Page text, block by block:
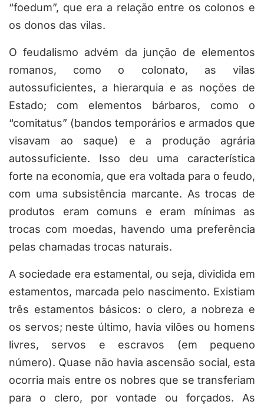
“foedum”, que era a relação entre os colonos e
os donos das vilas.
O feudalismo advém da junção de elementos
romanos, como o colonato, as vilas
autossuficientes, a hierarquia e as noções de
Estado; com elementos bárbaros, como o
“comitatus” (bandos temporários e armados que
visavam ao saque) e a produção agrária
autossuficiente. Isso deu uma característica
forte na economia, que era voltada para o feudo,
com uma subsistência marcante. As trocas de
produtos eram comuns e eram mínimas as
trocas com moedas, havendo uma preferência
pelas chamadas trocas naturais.
A sociedade era estamental, ou seja, dividida em
estamentos, marcada pelo nascimento. Existiam
três estamentos básicos: o clero, a nobreza e
os servos; neste último, havia vilões ou homens
livres, servos e escravos (em pequeno
número). Quase não havia ascensão social, esta
ocorria mais entre os nobres que se transferiam
para o clero, por vontade ou forçados. As